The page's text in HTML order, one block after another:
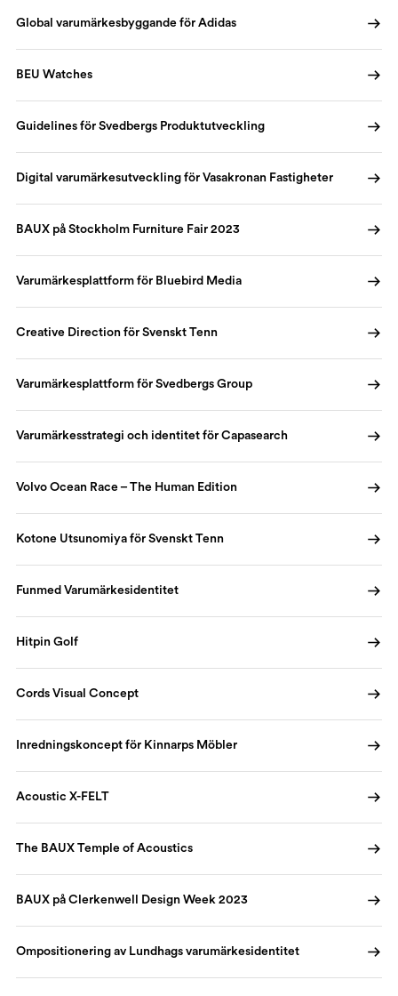
Global varumärkesbyggande för Adidas
BEU Watches
Guidelines för Svedbergs Produktutveckling
Digital varumärkesutveckling för Vasakronan Fastigheter
BAUX på Stockholm Furniture Fair 2023
Varumärkesplattform för Bluebird Media
Creative Direction för Svenskt Tenn
Varumärkesplattform för Svedbergs Group
Varumärkesstrategi och identitet för Capasearch
Volvo Ocean Race – The Human Edition
Kotone Utsunomiya för Svenskt Tenn
Funmed Varumärkesidentitet
Hitpin Golf
Cords Visual Concept
Inredningskoncept för Kinnarps Möbler
Acoustic X-FELT
The BAUX Temple of Acoustics
BAUX på Clerkenwell Design Week 2023
Ompositionering av Lundhags varumärkesidentitet